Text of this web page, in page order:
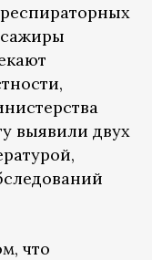
выявили двух
что